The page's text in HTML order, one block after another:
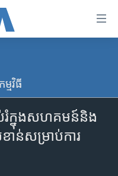
មវិធី​
រំ​ក្នុង​​សហគមន៍​និង​
ខាន់​សម្រាប់​​ការ​